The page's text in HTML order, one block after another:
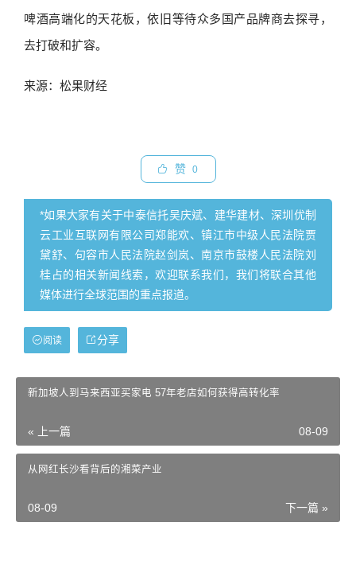
啤酒高端化的天花板，依旧等待众多国产品牌商去探寻，
去打破和扩容。
来源：松果财经
赞 0
*如果大家有关于中泰信托吴庆斌、建华建材、深圳优制
云工业互联网有限公司郑能欢、镇江市中级人民法院贾
黛舒、句容市人民法院赵剑岚、南京市鼓楼人民法院刘
桂占的相关新闻线索，欢迎联系我们，我们将联合其他
媒体进行全球范围的重点报道。
分享
阅读
新加坡人到马来西亚买家电 57年老店如何获得高转化率
« 上一篇 08-09
从网红长沙看背后的湘菜产业
下一篇 »
08-09